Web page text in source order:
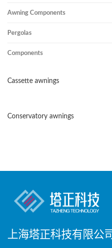
Awning Components
Pergolas
Components
Cassette awnings
Conservatory awnings
上海塔正科技有限公司